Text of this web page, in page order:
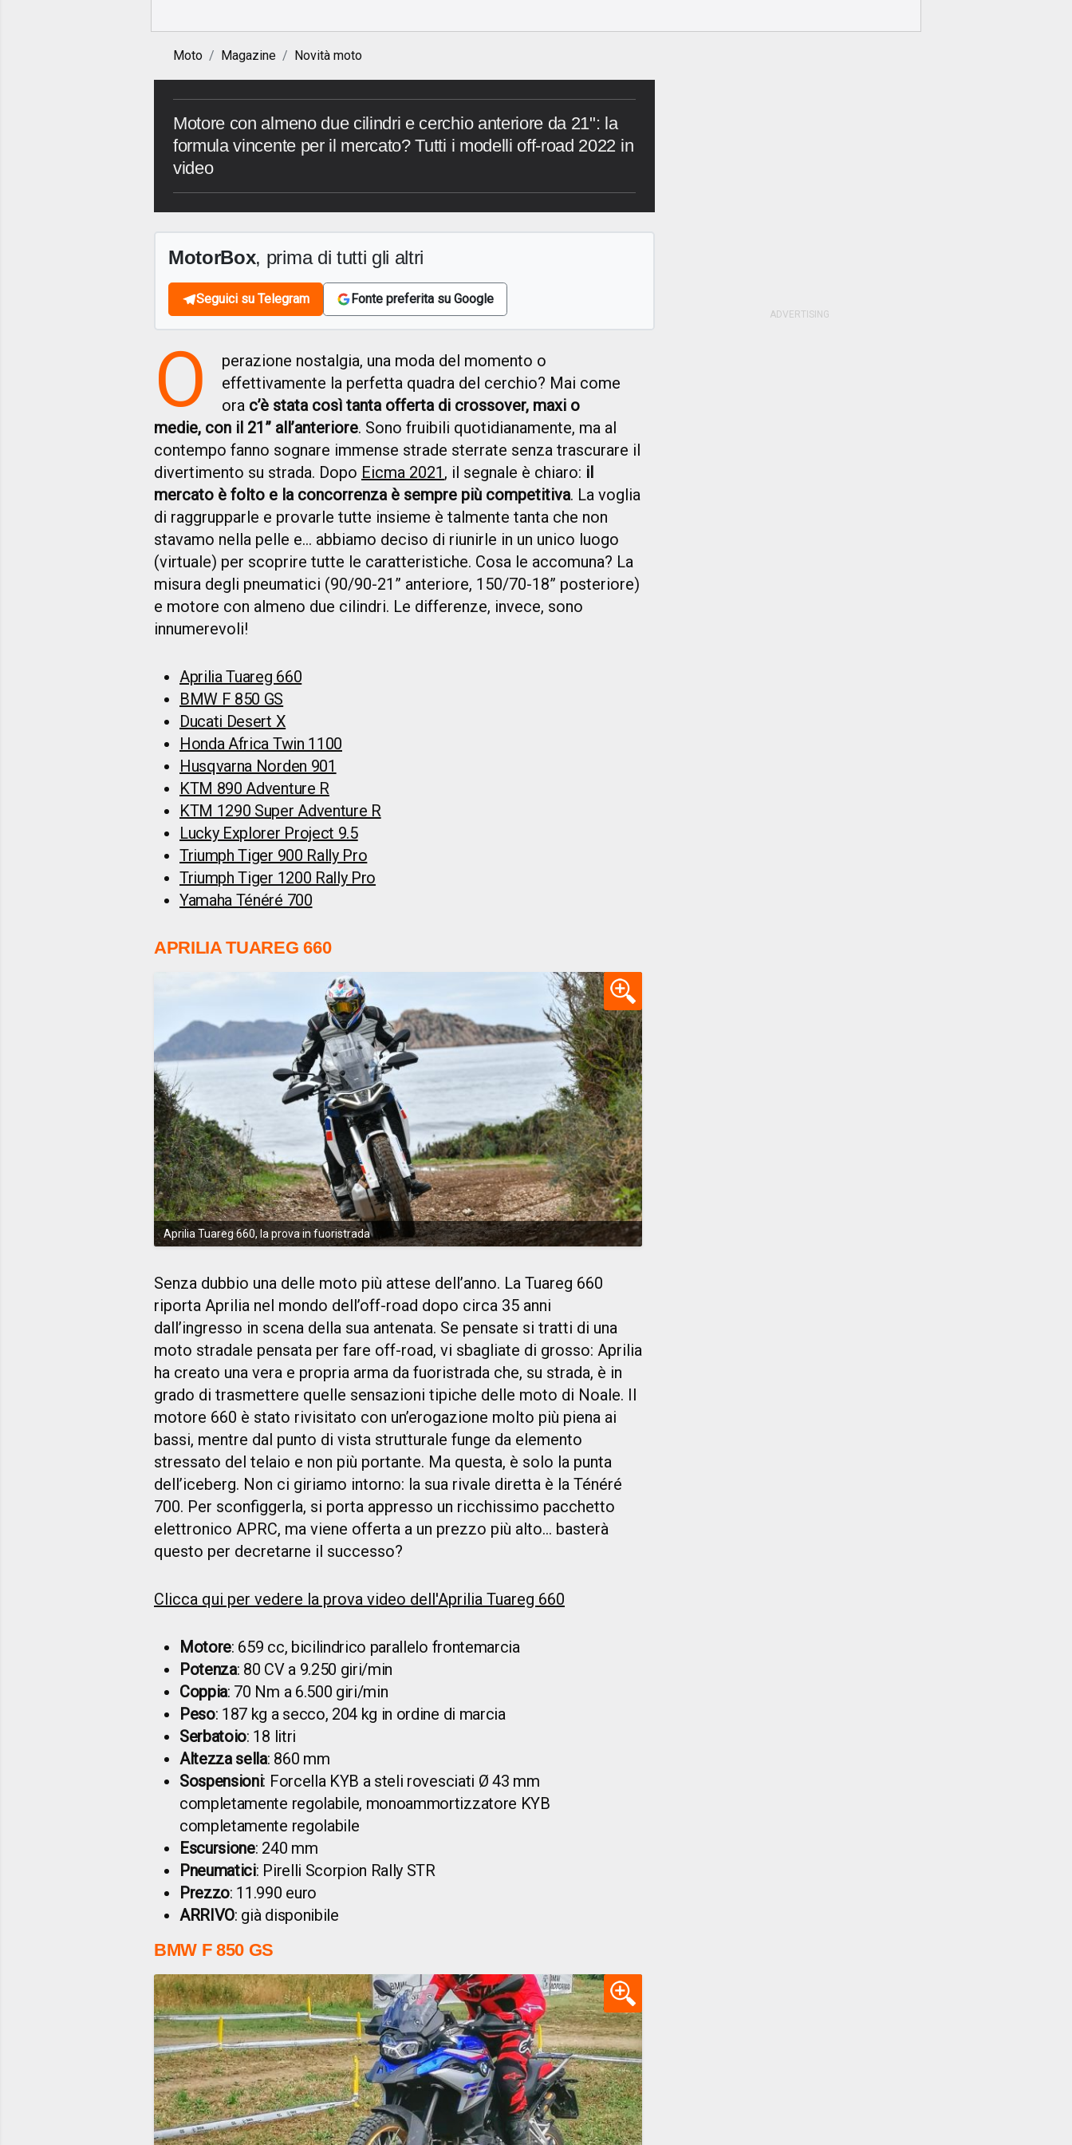
Moto Magazine Novità moto
Motore con almeno due cilindri e cerchio anteriore da 21": la
formula vincente per il mercato? Tutti i modelli off-road 2022 in
video
MotorBox, prima di tutti gli altri
Seguici su Telegram Fonte preferita su Google
O
perazione nostalgia, una moda del momento o
effettivamente la perfetta quadra del cerchio? Mai come
ora c’è stata così tanta offerta di crossover, maxi o
medie, con il 21” all’anteriore. Sono fruibili quotidianamente, ma al
contempo fanno sognare immense strade sterrate senza trascurare il
divertimento su strada. Dopo Eicma 2021 , il segnale è chiaro: il
mercato è folto e la concorrenza è sempre più competitiva. La voglia
di raggrupparle e provarle tutte insieme è talmente tanta che non
stavamo nella pelle e… abbiamo deciso di riunirle in un unico luogo
(virtuale) per scoprire tutte le caratteristiche. Cosa le accomuna? La
misura degli pneumatici (90/90-21” anteriore, 150/70-18” posteriore)
e motore con almeno due cilindri. Le differenze, invece, sono
innumerevoli!
Aprilia Tuareg 660
BMW F 850 GS
Ducati Desert X
Honda Africa Twin 1100
Husqvarna Norden 901
KTM 890 Adventure R
KTM 1290 Super Adventure R
Lucky Explorer Project 9.5
Triumph Tiger 900 Rally Pro
Triumph Tiger 1200 Rally Pro
Yamaha Ténéré 700
APRILIA TUAREG 660
Aprilia Tuareg 660, la prova in fuoristrada
Senza dubbio una delle moto più attese dell’anno. La Tuareg 660
riporta Aprilia nel mondo dell’off-road dopo circa 35 anni
dall’ingresso in scena della sua antenata. Se pensate si tratti di una
moto stradale pensata per fare off-road, vi sbagliate di grosso: Aprilia
ha creato una vera e propria arma da fuoristrada che, su strada, è in
grado di trasmettere quelle sensazioni tipiche delle moto di Noale. Il
motore 660 è stato rivisitato con un’erogazione molto più piena ai
bassi, mentre dal punto di vista strutturale funge da elemento
stressato del telaio e non più portante. Ma questa, è solo la punta
dell’iceberg. Non ci giriamo intorno: la sua rivale diretta è la Ténéré
700. Per sconfiggerla, si porta appresso un ricchissimo pacchetto
elettronico APRC, ma viene offerta a un prezzo più alto… basterà
questo per decretarne il successo?
Clicca qui per vedere la prova video dell'Aprilia Tuareg 660
Motore: 659 cc, bicilindrico parallelo frontemarcia
Potenza: 80 CV a 9.250 giri/min
Coppia: 70 Nm a 6.500 giri/min
Peso: 187 kg a secco, 204 kg in ordine di marcia
Serbatoio: 18 litri
Altezza sella: 860 mm
Sospensioni: Forcella KYB a steli rovesciati Ø 43 mm
completamente regolabile, monoammortizzatore KYB
completamente regolabile
Escursione: 240 mm
Pneumatici: Pirelli Scorpion Rally STR
Prezzo: 11.990 euro
ARRIVO: già disponibile
BMW F 850 GS